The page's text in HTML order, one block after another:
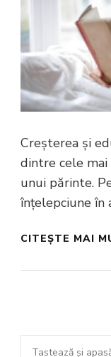
Creșterea și
dintre cele
unui părinte.
înțelepciune în
CITEȘTE MAI
Cauți